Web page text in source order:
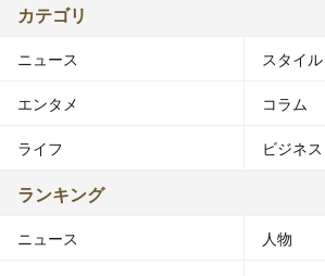
カテゴリ
ニュース スタイル
エンタメ コラム
ライフ ビジネス
ランキング
ニュース 人物